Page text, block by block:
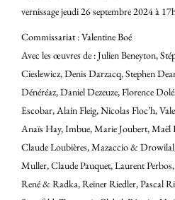
vernissage jeudi 26 septembre 2024 à
Commissariat : Valentine Boé
Avec les œuvres de : Julien Beneyton,
Cieslewicz, Denis Darzacq, Stephen
Dénéréaz, Daniel Dezeuze, Florence
Escobar, Alain Fleig, Nicolas Floc’h,
Anaïs Hay, Imbue, Marie Joubert, Maël
Claude Loubières, Mazaccio &
Muller, Claude Pauquet, Laurent
René & Radka, Reiner Riedler, Pascal